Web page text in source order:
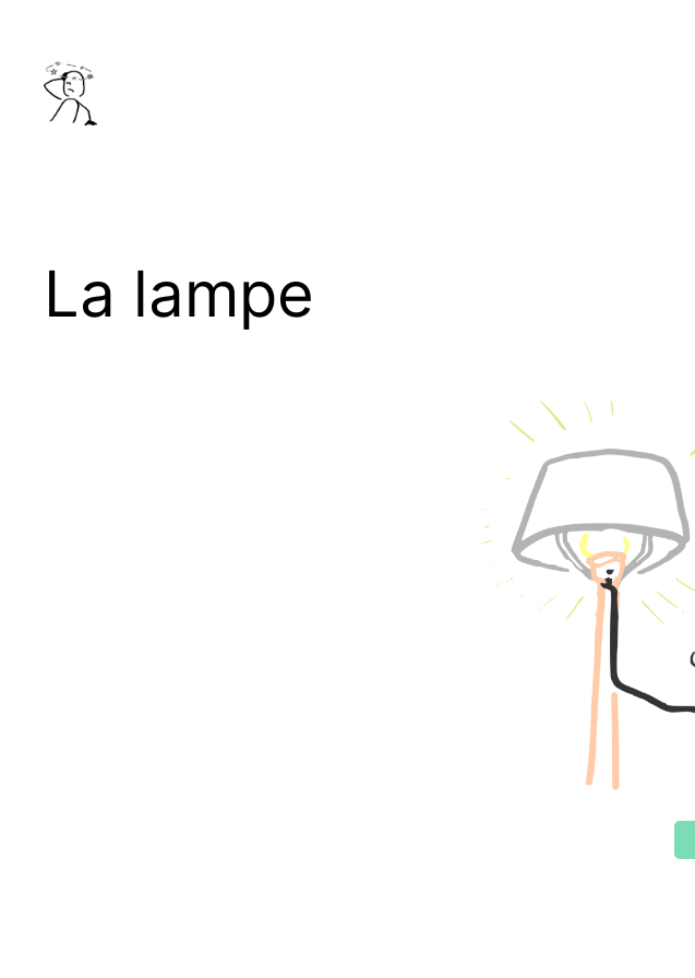
contenu
La lampe